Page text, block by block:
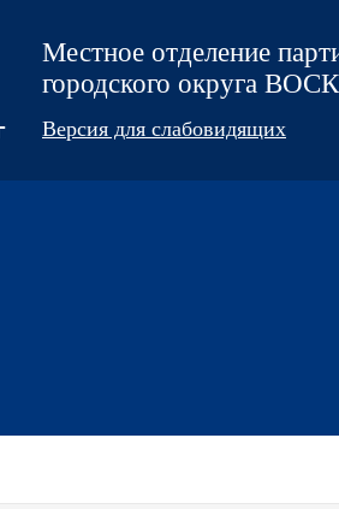
Местное отделение
городского округа
Версия для слабовидящих